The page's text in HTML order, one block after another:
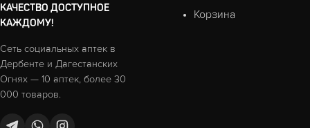
КАЧЕСТВО ДОСТУПНОЕ
КАЖДОМУ!
Сеть социальных аптек в
Дербенте и Дагестанских
Огнях — 10 аптек, более 30
000 товаров.
Корзина